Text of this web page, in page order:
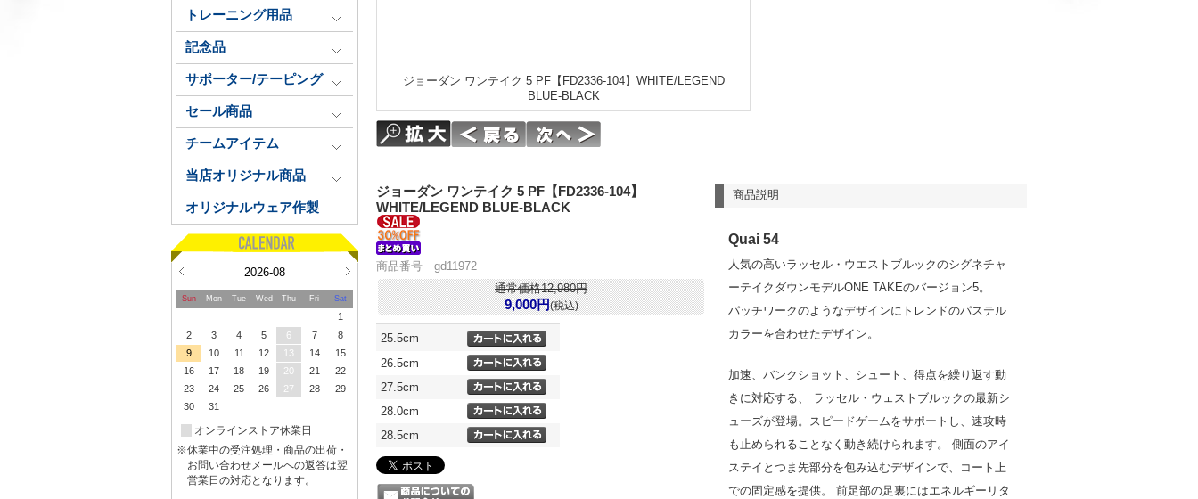
トレーニング用品
記念品
サポーター/テーピング
セール商品
チームアイテム
当店オリジナル商品
オリジナルウェア作製
2026-08
Sun Mon Tue Wed Thu Fri Sat
1
2
3 4 5 6 7
8
9
10 11 12 13 14
15
16
17 18 19 20 21
22
23
24 25 26 27 28
29
30
31
オンラインストア休業日
※休業中の受注処理・商品の出荷・
お問い合わせメールへの返答は翌
営業日の対応となります。
ジョーダン ワンテイク 5 PF【FD2336-104】WHITE/LEGEND
BLUE-BLACK
商品説明
Quai 54
人気の高いラッセル・ウエストブルックのシグネチャ
ーテイクダウンモデルONE TAKEのバージョン5。
パッチワークのようなデザインにトレンドのパステル
カラーを合わせたデザイン。
加速、バンクショット、シュート、得点を繰り返す動
きに対応する、 ラッセル・ウェストブルックの最新シ
ューズが登場。スピードゲームをサポートし、速攻時
も止められることなく動き続けられます。 側面のアイ
ステイとつま先部分を包み込むデザインで、コート上
での固定感を提供。 前足部の足裏にはエネルギーリタ
ジョーダン ワンテイク 5 PF【FD2336-104】
WHITE/LEGEND BLUE-BLACK
商品番号 gd11972
通常価格12,980円
9,000円(税込)
25.5cm
26.5cm
27.5cm
28.0cm
28.5cm